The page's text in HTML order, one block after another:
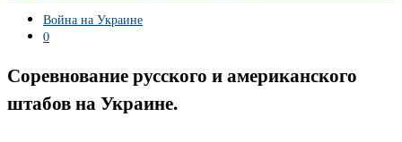
Война на Украине
0
Соревнование русского и американского
штабов на Украине.